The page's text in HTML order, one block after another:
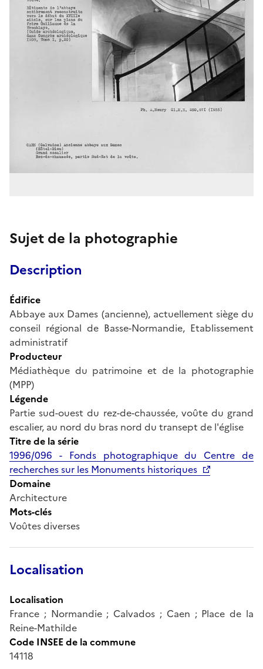
Sujet de la photographie
Description
Édifice
Abbaye aux Dames (ancienne), actuellement siège du
conseil régional de Basse-Normandie, Etablissement
administratif
Producteur
Médiathèque du patrimoine et de la photographie
(MPP)
Légende
Partie sud-ouest du rez-de-chaussée, voûte du grand
escalier, au nord du bras nord du transept de l'église
Titre de la série
1996/096 - Fonds photographique du Centre de
recherches sur les Monuments historiques
Domaine
Architecture
Mots-clés
Voûtes diverses
Localisation
Localisation
France ; Normandie ; Calvados ; Caen ; Place de la
Reine-Mathilde
Code INSEE de la commune
14118